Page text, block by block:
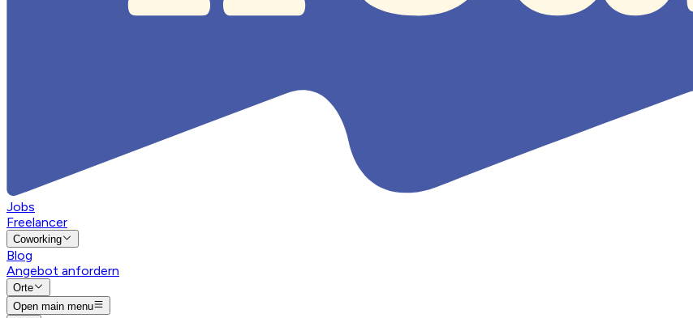
Jobs
Freelancer
Coworking
Blog
Angebot anfordern
Orte
Open main menu